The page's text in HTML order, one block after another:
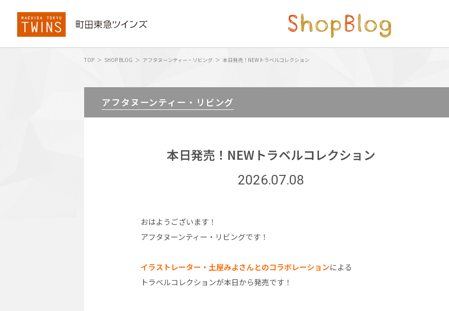
TOP SHOP BLOG アフタヌーンティー・リビング 本日発売！NEWトラベルコレクション
アフタヌーンティー・リビング
本日発売！NEWトラベルコレクション
2026.07.08
おはようございます！
アフタヌーンティー・リビングです！
イラストレーター・土屋みよさんとのコラボレーションによる
トラベルコレクションが本日から発売です！